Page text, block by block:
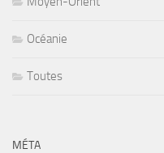
Océanie
Toutes
MÉTA